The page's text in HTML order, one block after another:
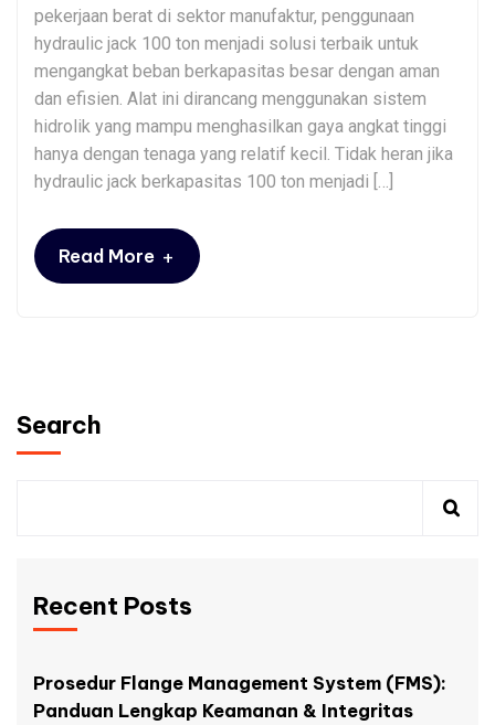
pekerjaan berat di sektor manufaktur, penggunaan
hydraulic jack 100 ton menjadi solusi terbaik untuk
mengangkat beban berkapasitas besar dengan aman
dan efisien. Alat ini dirancang menggunakan sistem
hidrolik yang mampu menghasilkan gaya angkat tinggi
hanya dengan tenaga yang relatif kecil. Tidak heran jika
hydraulic jack berkapasitas 100 ton menjadi […]
Read More +
Search
Recent Posts
Prosedur Flange Management System (FMS):
Panduan Lengkap Keamanan & Integritas